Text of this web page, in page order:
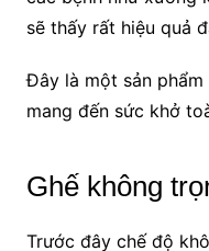
sẽ thấy rất hiệu quả
Đây là một sản
mang đến sức khở
Ghế không
Trước đây chế độ